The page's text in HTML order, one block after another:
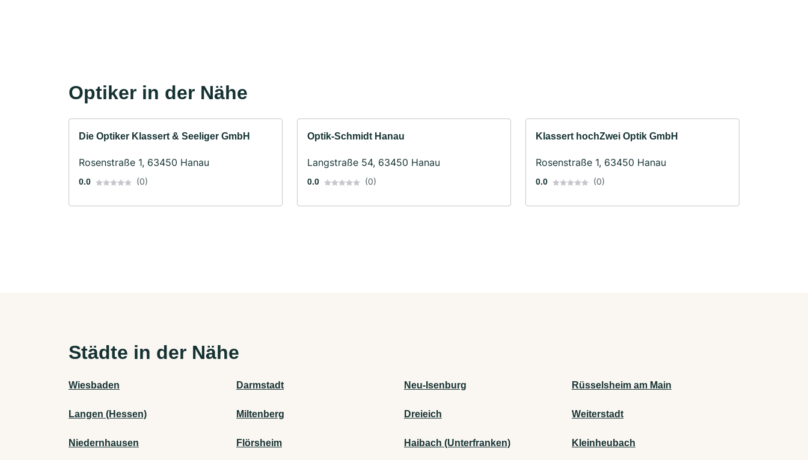
Optiker in der Nähe
Die Optiker Klassert & Seeliger GmbH
Rosenstraße 1, 63450 Hanau
0.0 (0)
Optik-Schmidt Hanau
Langstraße 54, 63450 Hanau
0.0 (0)
Klassert hochZwei Optik GmbH
Rosenstraße 1, 63450 Hanau
0.0 (0)
Städte in der Nähe
Wiesbaden Darmstadt Neu-Isenburg Rüsselsheim am Main
Langen (Hessen) Miltenberg Dreieich Weiterstadt
Niedernhausen Flörsheim Haibach (Unterfranken) Kleinheubach